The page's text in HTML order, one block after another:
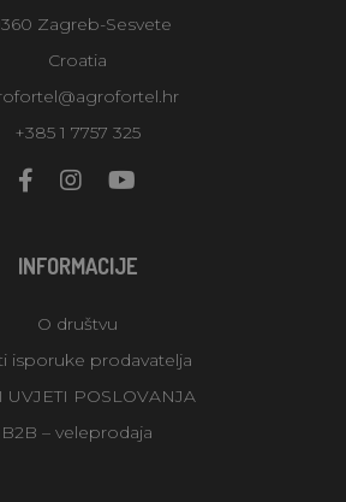
Zagreb-Sesvete
Croatia
+385 1 7757 325
INFORMACIJE
O društvu
isporuke prodavatelja
UVJETI POSLOVANJA
B2B – veleprodaja